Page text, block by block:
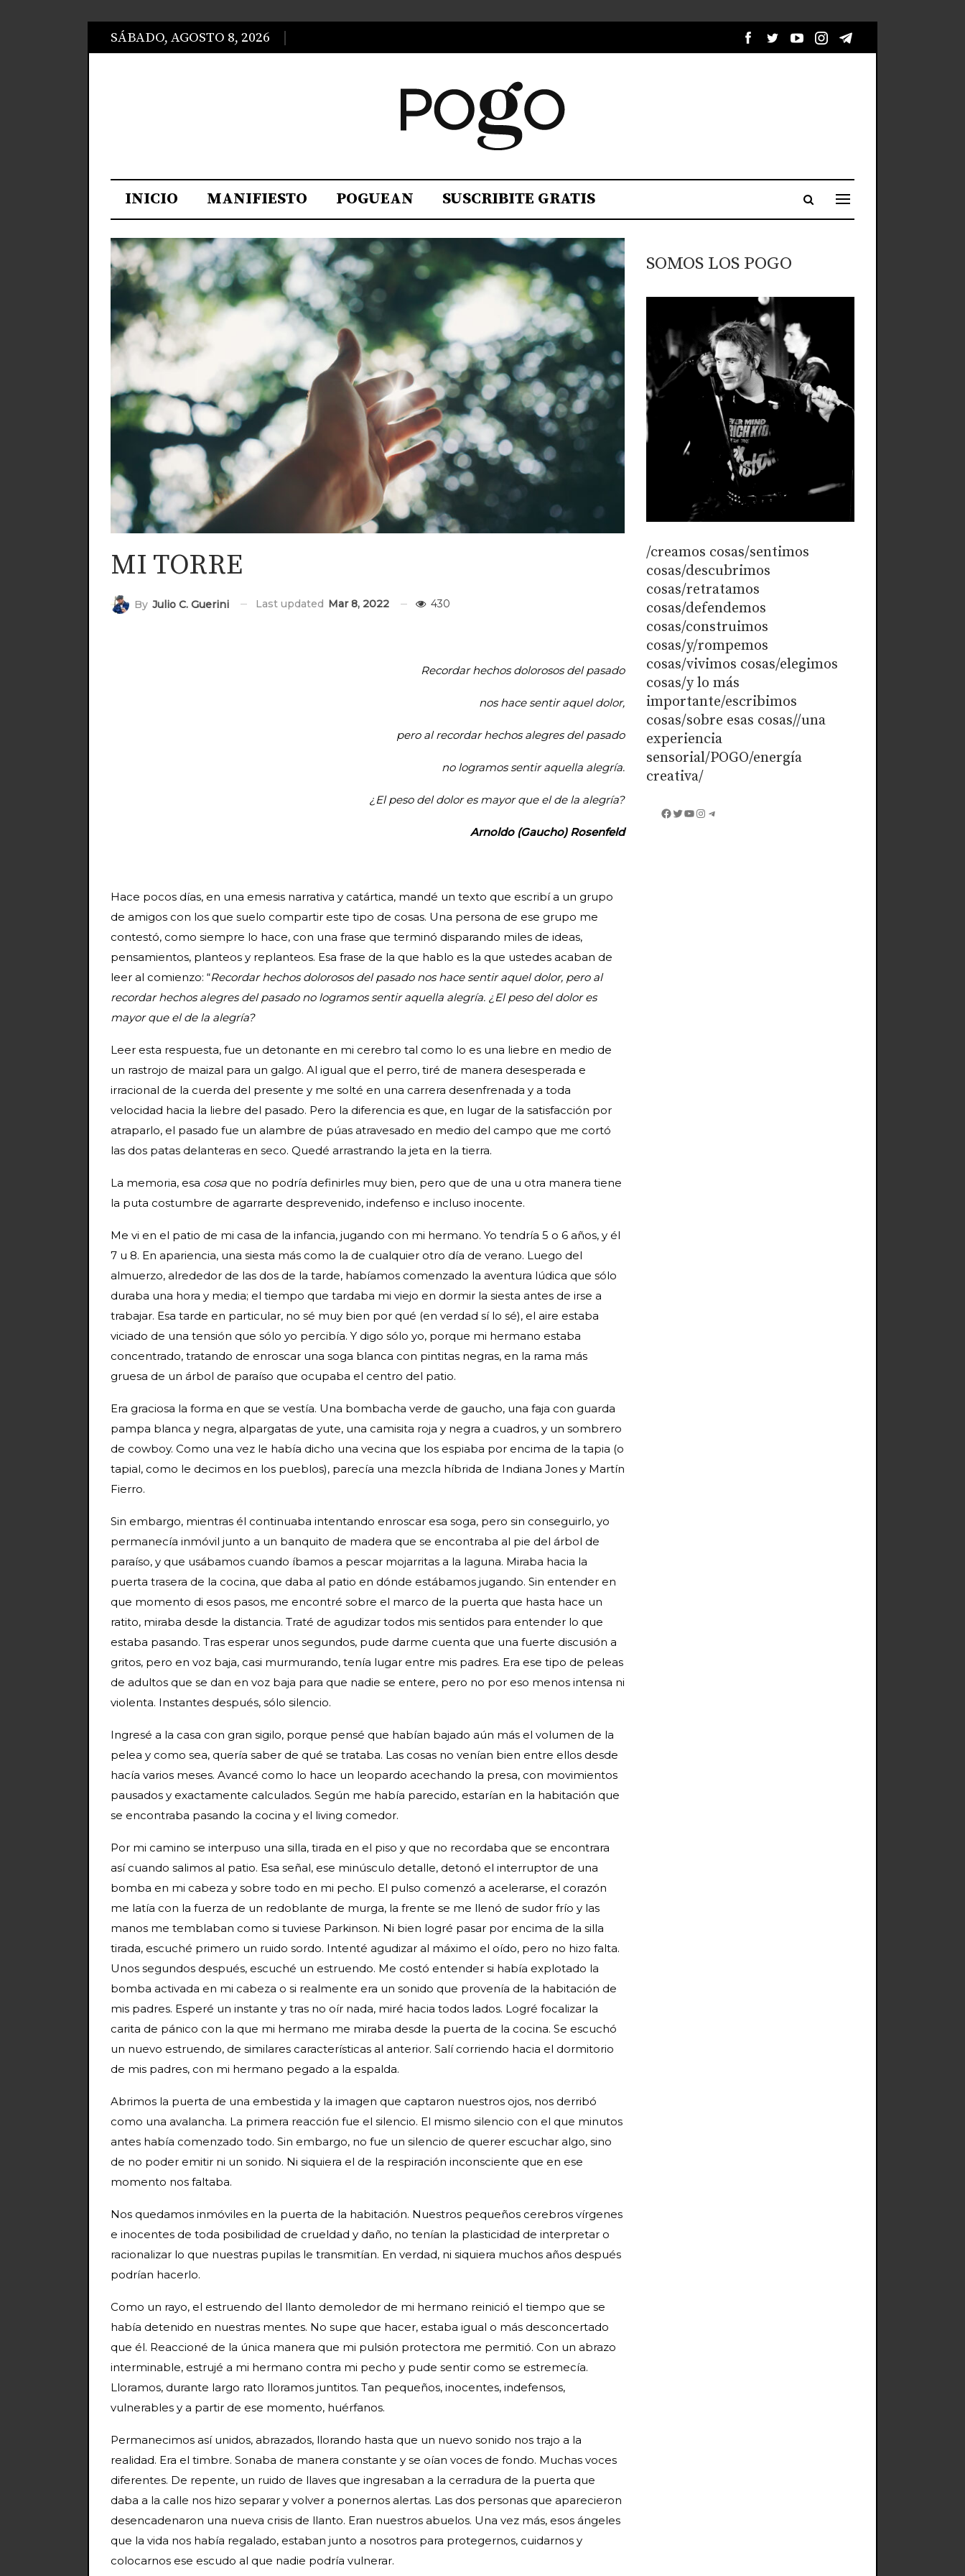
SÁBADO, AGOSTO 8, 2026
INICIO MANIFIESTO POGUEAN SUSCRIBITE GRATIS
MI TORRE
By Julio C. Guerini Last updated Mar 8, 2022 430
Recordar hechos dolorosos del pasado
nos hace sentir aquel dolor,
pero al recordar hechos alegres del pasado
no logramos sentir aquella alegría.
¿El peso del dolores mayor que el de la alegría?
Arnoldo (Gaucho) Rosenfeld
Hace pocos días, en una emesis narrativa y catártica, mandé un texto que escribí a un grupo
de amigos con los que suelo compartir este tipo de cosas. Una persona de ese grupo me
contestó, como siempre lo hace, con una frase que terminó disparando miles de ideas,
pensamientos, planteos y replanteos. Esa frase de la que hablo es la que ustedes acaban de
leer al comienzo: “Recordar hechos dolorosos del pasado nos hace sentir aquel dolor, pero al
recordar hechos alegres del pasado no logramos sentir aquella alegría. ¿El peso del dolor es
mayor que el de la alegría?
Leer esta respuesta, fue un detonante en mi cerebro tal como lo es una liebre en medio de
un rastrojo de maizal para un galgo. Al igual que el perro, tiré de manera desesperada e
irracional de la cuerda del presente y me solté en una carrera desenfrenada y a toda
velocidad hacia la liebre del pasado. Pero la diferencia es que, en lugar de la satisfacción por
atraparlo, el pasado fue un alambre de púas atravesado en medio del campo que me cortó
las dos patas delanteras en seco. Quedé arrastrando la jeta en la tierra.
La memoria, esa cosa que no podría definirles muy bien, pero que de una u otra manera tiene
la puta costumbre de agarrarte desprevenido, indefenso e incluso inocente.
Me vi en el patio de mi casa de la infancia, jugando con mi hermano. Yo tendría 5 o 6 años, y él
7 u 8. En apariencia, una siesta más como la de cualquier otro día de verano. Luego del
almuerzo, alrededor de las dos de la tarde, habíamos comenzado la aventura lúdica que sólo
duraba una hora y media; el tiempo que tardaba mi viejo en dormir la siesta antes de irse a
trabajar. Esa tarde en particular, no sé muy bien por qué (en verdad sí lo sé), el aire estaba
viciado de una tensión que sólo yo percibía. Y digo sólo yo, porque mi hermano estaba
concentrado, tratando de enroscar una soga blanca con pintitas negras, en la rama más
gruesa de un árbol de paraíso que ocupaba el centro del patio.
Era graciosa la forma en que se vestía. Una bombacha verde de gaucho, una faja con guarda
pampa blanca y negra, alpargatas de yute, una camisita roja y negra a cuadros, y un sombrero
de cowboy. Como una vez le había dicho una vecina que los espiaba por encima de la tapia (o
tapial, como le decimos en los pueblos), parecía una mezcla híbrida de Indiana Jones y Martín
Fierro.
Sin embargo, mientras él continuaba intentando enroscar esa soga, pero sin conseguirlo, yo
permanecía inmóvil junto a un banquito de madera que se encontraba al pie del árbol de
paraíso, y que usábamos cuando íbamos a pescar mojarritas a la laguna. Miraba hacia la
puerta trasera de la cocina, que daba al patio en dónde estábamos jugando. Sin entender en
que momento di esos pasos, me encontré sobre el marco de la puerta que hasta hace un
ratito, miraba desde la distancia. Traté de agudizar todos mis sentidos para entender lo que
estaba pasando. Tras esperar unos segundos, pude darme cuenta que una fuerte discusión a
gritos, pero en voz baja, casi murmurando, tenía lugar entre mis padres. Era ese tipo de peleas
de adultos que se dan en voz baja para que nadie se entere, pero no por eso menos intensa ni
violenta. Instantes después, sólo silencio.
Ingresé a la casa con gran sigilo, porque pensé que habían bajado aún más el volumen de la
pelea y como sea, quería saber de qué se trataba. Las cosas no venían bien entre ellos desde
hacía varios meses. Avancé como lo hace un leopardo acechando la presa, con movimientos
pausados y exactamente calculados. Según me había parecido, estarían en la habitación que
se encontraba pasando la cocina y el living comedor.
Por mi camino se interpuso una silla, tirada en el piso y que no recordaba que se encontrara
así cuando salimos al patio. Esa señal, ese minúsculo detalle, detonó el interruptor de una
bomba en mi cabeza y sobre todo en mi pecho. El pulso comenzó a acelerarse, el corazón
me latía con la fuerza de un redoblante de murga, la frente se me llenó de sudor frío y las
manos me temblaban como si tuviese Parkinson. Ni bien logré pasar por encima de la silla
tirada, escuché primero un ruido sordo. Intenté agudizar al máximo el oído, pero no hizo falta.
Unos segundos después, escuché un estruendo. Me costó entender si había explotado la
bomba activada en mi cabeza o si realmente era un sonido que provenía de la habitación de
mis padres. Esperé un instante y tras no oír nada, miré hacia todos lados. Logré focalizar la
carita de pánico con la que mi hermano me miraba desde la puerta de la cocina. Se escuchó
un nuevo estruendo, de similares características al anterior. Salí corriendo hacia el dormitorio
de mis padres, con mi hermano pegado a la espalda.
Abrimos la puerta de una embestida y la imagen que captaron nuestros ojos, nos derribó
como una avalancha. La primera reacción fue el silencio. El mismo silencio con el que minutos
antes había comenzado todo. Sin embargo, no fue un silencio de querer escuchar algo, sino
de no poder emitir ni un sonido. Ni siquiera el de la respiración inconsciente que en ese
momento nos faltaba.
Nos quedamos inmóviles en la puerta de la habitación. Nuestros pequeños cerebros vírgenes
e inocentes de toda posibilidad de crueldad y daño, no tenían la plasticidad de interpretar o
racionalizar lo que nuestras pupilas le transmitían. En verdad, ni siquiera muchos años después
podrían hacerlo.
Como un rayo, el estruendo del llanto demoledor de mi hermano reinició el tiempo que se
había detenido en nuestras mentes. No supe que hacer, estaba igual o más desconcertado
que él. Reaccioné de la única manera que mi pulsión protectora me permitió. Con un abrazo
interminable, estrujé a mi hermano contra mi pecho y pude sentir como se estremecía.
Lloramos, durante largo rato lloramos juntitos. Tan pequeños, inocentes, indefensos,
vulnerables y a partir de ese momento, huérfanos.
Permanecimos así unidos, abrazados, llorando hasta que un nuevo sonido nos trajo a la
realidad. Era el timbre. Sonaba de manera constante y se oían voces de fondo. Muchas voces
diferentes. De repente, un ruido de llaves que ingresaban a la cerradura de la puerta que
daba a la calle nos hizo separar y volver a ponernos alertas. Las dos personas que aparecieron
desencadenaron una nueva crisis de llanto. Eran nuestros abuelos. Una vez más, esos ángeles
que la vida nos había regalado, estaban junto a nosotros para protegernos, cuidarnos y
colocarnos ese escudo al que nadie podría vulnerar.
SOMOS LOS POGO
/creamos cosas/sentimos
cosas/descubrimos
cosas/retratamos
cosas/defendemos
cosas/construimos
cosas/y/rompemos
cosas/vivimos cosas/elegimos
cosas/y lo más
importante/escribimos
cosas/sobre esas cosas//una
experiencia
sensorial/POGO/energía
creativa/
Facebook
Twitter
YouTube
Instagram
Telegram